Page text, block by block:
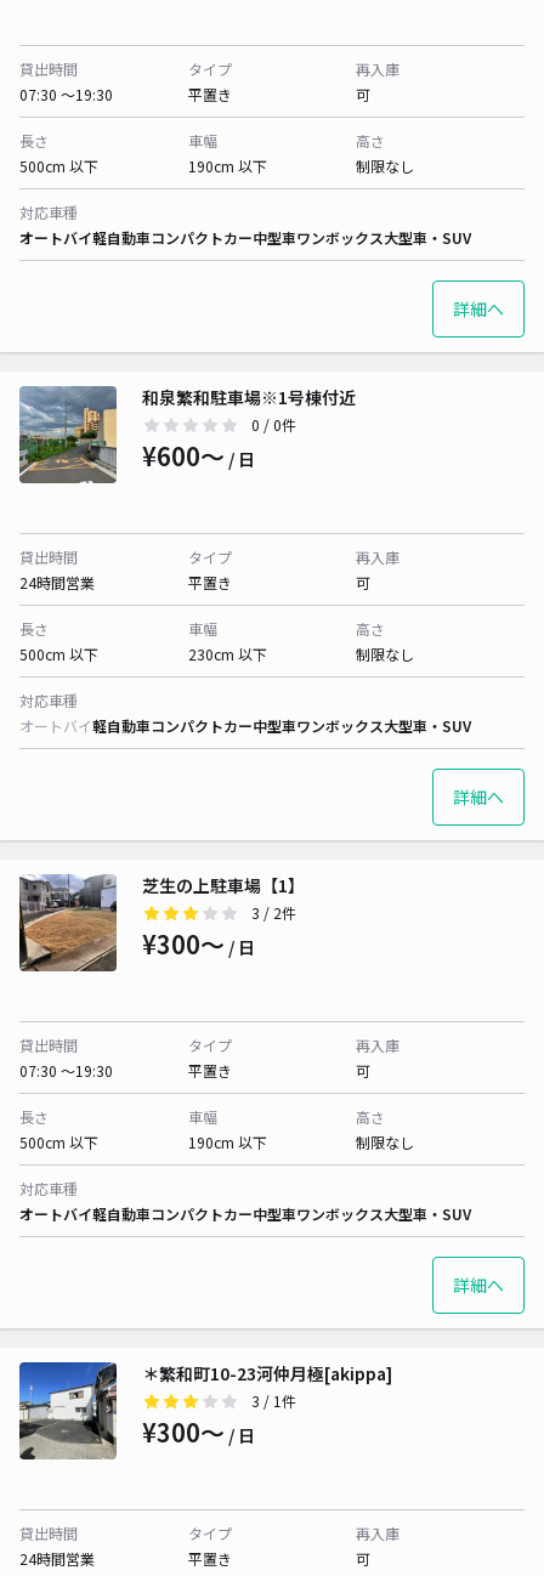
貸出時間
07:30 〜19:30
タイプ
平置き
再入庫
可
長さ
500cm 以下
車幅
190cm 以下
高さ
制限なし
対応車種
オートバイ軽自動車コンパクトカー中型車ワンボックス大型車・SUV
詳細へ
和泉繁和駐車場※1号棟付近
0 / 0件
¥600〜 / 日
貸出時間
24時間営業
タイプ
平置き
再入庫
可
長さ
500cm 以下
車幅
230cm 以下
高さ
制限なし
対応車種
オートバイ軽自動車コンパクトカー中型車ワンボックス大型車・SUV
詳細へ
芝生の上駐車場【1】
3 / 2件
¥300〜 / 日
貸出時間
07:30 〜19:30
タイプ
平置き
再入庫
可
長さ
500cm 以下
車幅
190cm 以下
高さ
制限なし
対応車種
オートバイ軽自動車コンパクトカー中型車ワンボックス大型車・SUV
詳細へ
＊繁和町10-23河仲月極[akippa]
3 / 1件
¥300〜 / 日
貸出時間
24時間営業
タイプ
平置き
再入庫
可